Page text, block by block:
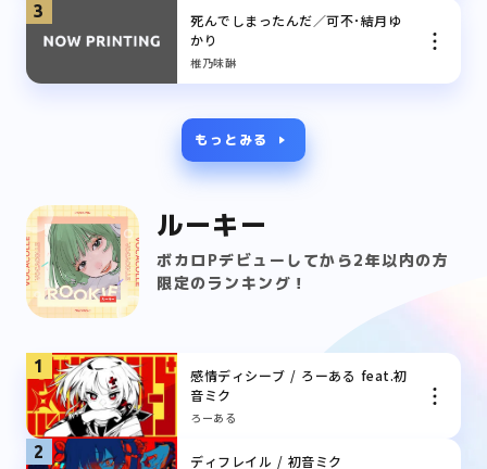
3
死んでしまったんだ／可不･結月ゆ
かり
椎乃味醂
もっとみる
ルーキー
ボカロPデビューしてから2年以内の方
限定のランキング！
1
感情ディシーブ / ろーある feat.初
音ミク
ろーある
2 ディフレイル / 初音ミク